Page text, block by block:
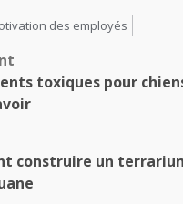
des employés
toxiques pour
construire un